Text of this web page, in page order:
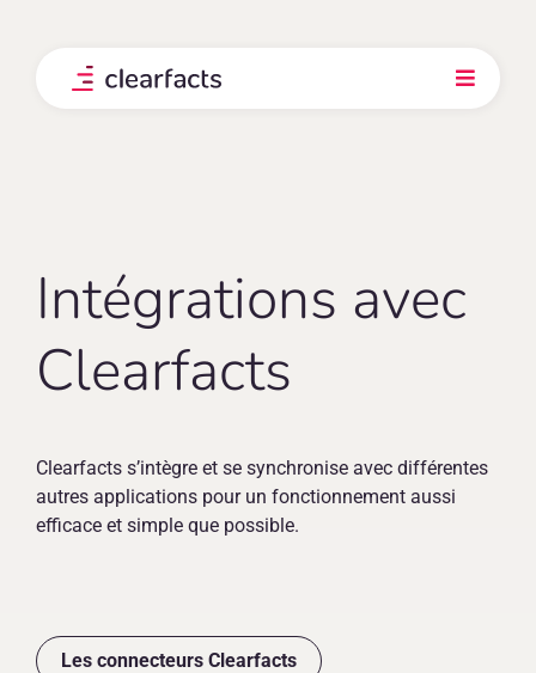
Toggle
Nos clients
Prix
Explorez
FR
Intégrations avec
Clearfacts
Clearfacts s’intègre et se synchronise avec différentes
autres applications pour un fonctionnement aussi
efficace et simple que possible.
Les connecteurs Clearfacts